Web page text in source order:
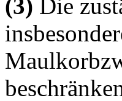
(3) Die